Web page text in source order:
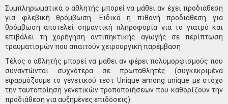
Συμπληρωματικά ο αθλητής μπορεί να μάθει αν έχει προδιάθεση
για φλεβική θρόμβωση. Ειδικά η πιθανή προδιάθεση για
θρόμβωση αποτελεί σημαντική πληροφορία για το γιατρό και
επιβάλει τη χορήγηση αντιπηκτικής αγωγής σε περίπτωση
τραυματισμών που απαιτούν χειρουργική παρέμβαση
Τέλος ο αθλητής μπορεί να μάθει αν φέρει πολυμορφισμούς που
συναντώνται συχνότερα σε πρωταθλητές (συγκεκριμένα
εφαρμόζουμε το γενετικού τεστ Unique among unique με στόχο
την ταυτοποίηση γενετικών τροποποιήσεων που καθορίζουν την
προδιάθεση για αυξημένες επιδόσεις).